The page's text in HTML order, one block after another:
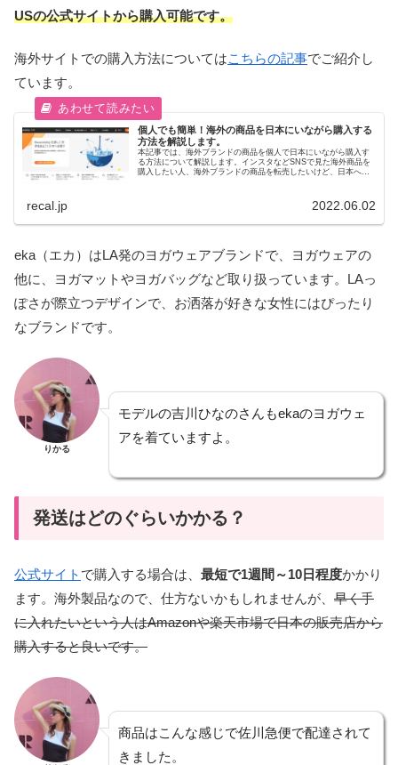
USの公式サイトから購入可能です。
海外サイトでの購入方法についてはこちらの記事でご紹介し
ています。
個人でも簡単！海外の商品を日本にいながら購入する
方法を解説します。
本記事では、海外ブランドの商品を個人で日本にいながら購入す
る方法について解説します。インスタなどSNSで見た海外商品を
購入したい人、海外ブランドの商品を転売したいけど、日本への
recal.jp 2022.06.02
eka（エカ）はLA発のヨガウェアブランドで、ヨガウェアの
他に、ヨガマットやヨガバッグなど取り扱っています。LAっ
ぽさが際立つデザインで、お洒落が好きな女性にはぴったり
なブランドです。
りかる
モデルの吉川ひなのさんもekaのヨガウェ
アを着ていますよ。
発送はどのぐらいかかる？
公式サイト で購入する場合は、 最短で1週間～10日程度かかり
ます。海外製品なので、仕方ないかもしれませんが、 早く手
に入れたいという人はAmazonや楽天市場で日本の販売店から
購入すると良いです。
商品はこんな感じで佐川急便で配達されて
きました。